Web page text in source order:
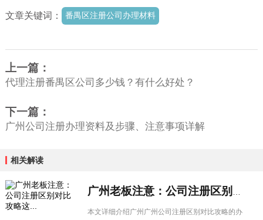
文章关键词： 番禺区注册公司办理材料
上一篇：
代理注册番禺区公司多少钱？有什么好处？
下一篇：
广州公司注册办理资料及步骤、注意事项详解
相关解读
本文详细介绍广州广州公司注册区别对比攻略的办